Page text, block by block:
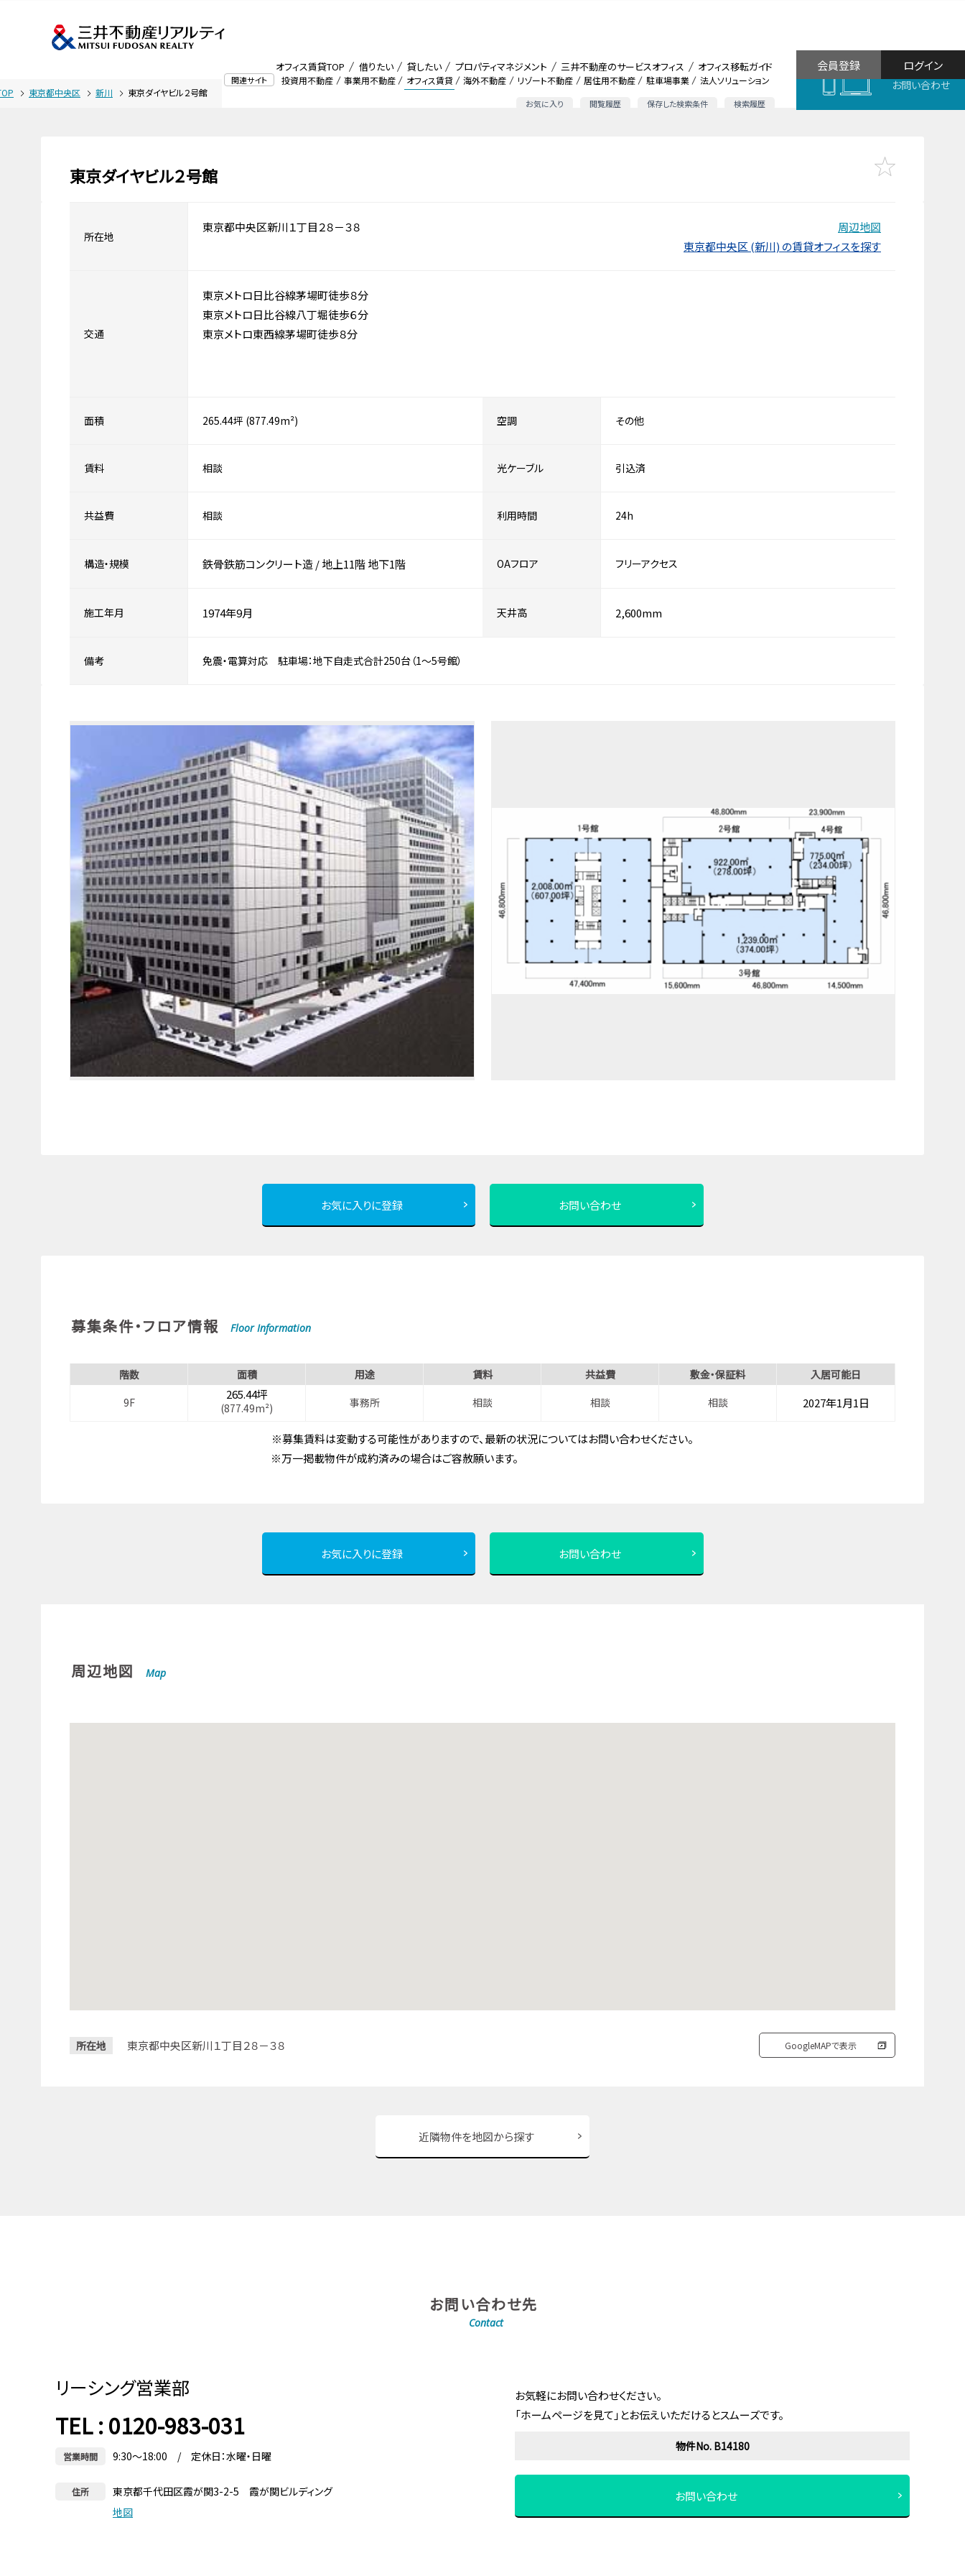
関連サイト 投資用不動産 事業用不動産 オフィス賃貸 海外不動産 リゾート不動産 居住用不動産 駐車場事業 法人ソリューション
お気に入り 閲覧履歴 保存した検索条件 検索履歴
オフィス賃貸TOP 借りたい 貸したい プロパティマネジメント 三井不動産のサービスオフィス オフィス移転ガイド
お問い合わせ
ログイン
会員登録
東京都中央区 新川 東京ダイヤビル２号館
東京ダイヤビル２号館
所在地
東京都中央区新川１丁目２８－３８
周辺地図
東京都中央区 (新川) の賃貸オフィスを探す
交通
東京メトロ日比谷線茅場町徒歩８分
東京メトロ日比谷線八丁堀徒歩６分
東京メトロ東西線茅場町徒歩８分
面積 265.44坪 (877.49m²) 空調 その他
賃料 相談 光ケーブル 引込済
共益費 相談 利用時間 24h
構造・規模 鉄骨鉄筋コンクリート造/地上11階地下1階 OAフロア フリーアクセス
施工年月 1974年9月 天井高 2,600mm
備考 免震・電算対応 駐車場：地下自走式合計250台（1～5号館）
お気に入りに登録 お問い合わせ
募集条件・フロア情報 Floor Information
階数 面積 用途 賃料 共益費 敷金・保証料
入居可能日
9F
265.44坪
(877.49m²) 事務所 相談 相談 相談 2027年1月1日
※募集賃料は変動する可能性がありますので、最新の状況についてはお問い合わせください。
※万一掲載物件が成約済みの場合はご容赦願います。
お気に入りに登録 お問い合わせ
周辺地図 Map
所在地 東京都中央区新川１丁目２８－３８ GoogleMAPで表示
近隣物件を地図から探す
お問い合わせ先
Contact
お気軽にお問い合わせください。
「ホームページを見て」とお伝えいただけるとスムーズです。
物件No. B14180
お問い合わせ
リーシング営業部
TEL : 0120-983-031
営業時間 9:30～18:00 / 定休日：水曜・日曜
住所
東京都千代田区霞が関3-2-5 霞が関ビルディング
地図